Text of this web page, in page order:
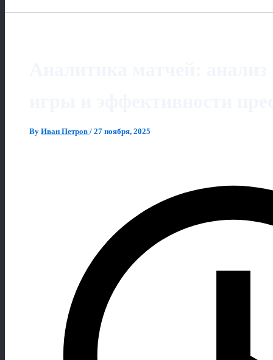
By Иван Петров / 27 ноября, 2025